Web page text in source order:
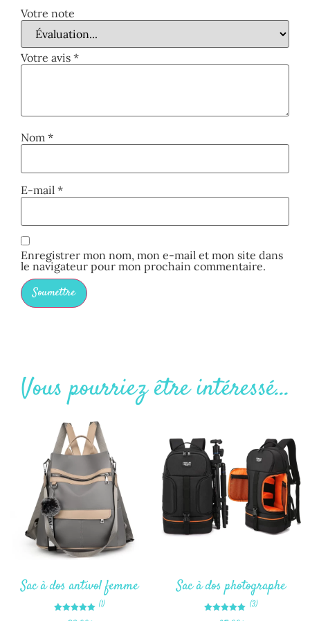
Votre note
Votre avis *
Nom *
E-mail *
Enregistrer mon nom, mon e-mail et mon site dans
le navigateur pour mon prochain commentaire.
Vous pourriez être intéressé...
Sac à dos antivol femme
Note
(1)
Sac à dos photographe
Note
(3)